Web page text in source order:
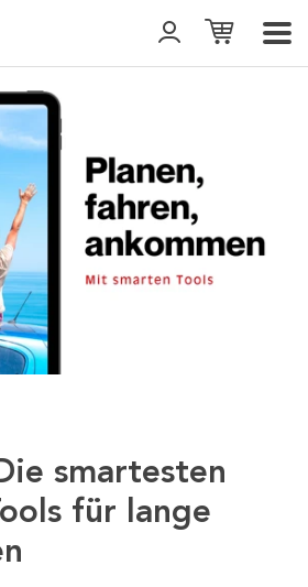
smartesten
für lange